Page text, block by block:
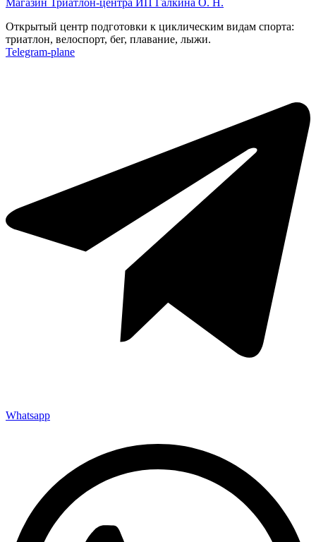
Открытый центр подготовки к циклическим видам спорта:
триатлон, велоспорт, бег, плавание, лыжи.
Telegram-plane
Whatsapp